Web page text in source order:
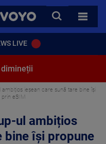
VOYO
CAUTA
TOATE
LIVE
dimineții
ambițios ieșean care sună tare bine își
eSIM
ul ambițios
bine își propune